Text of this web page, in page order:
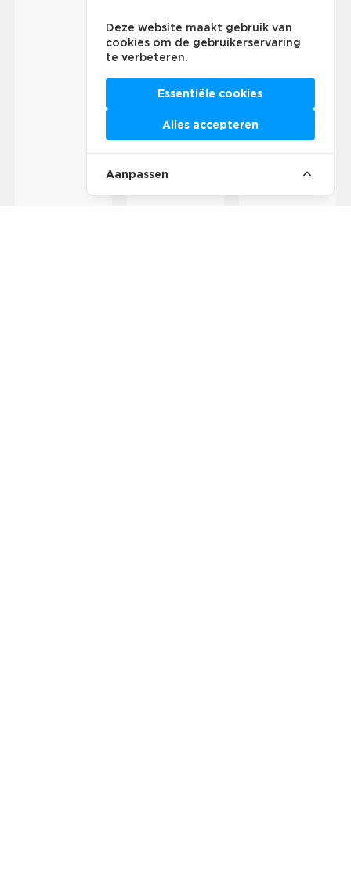
Deze website maakt gebruik van
cookies om de gebruikerservaring
te verbeteren.
Essentiële cookies
Alles accepteren
Aanpassen